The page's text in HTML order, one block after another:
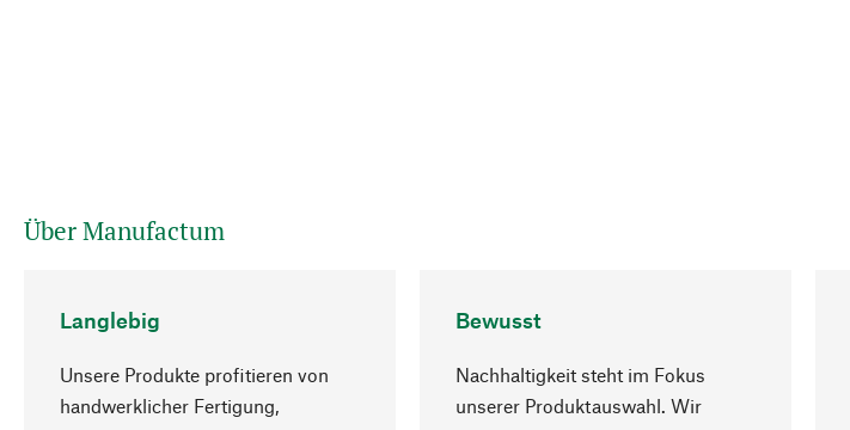
Über Manufactum
Langlebig
Unsere Produkte profitieren von
handwerklicher Fertigung,
Bewusst
Nachhaltigkeit steht im Fokus
unserer Produktauswahl. Wir